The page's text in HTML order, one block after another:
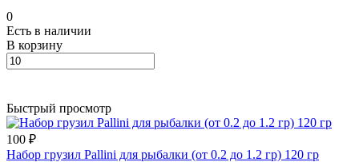
0
Есть в наличии
В корзину
Быстрый просмотр
100 ₽
Набор грузил Pallini для рыбалки (от 0.2 до 1.2 гр) 120 гр